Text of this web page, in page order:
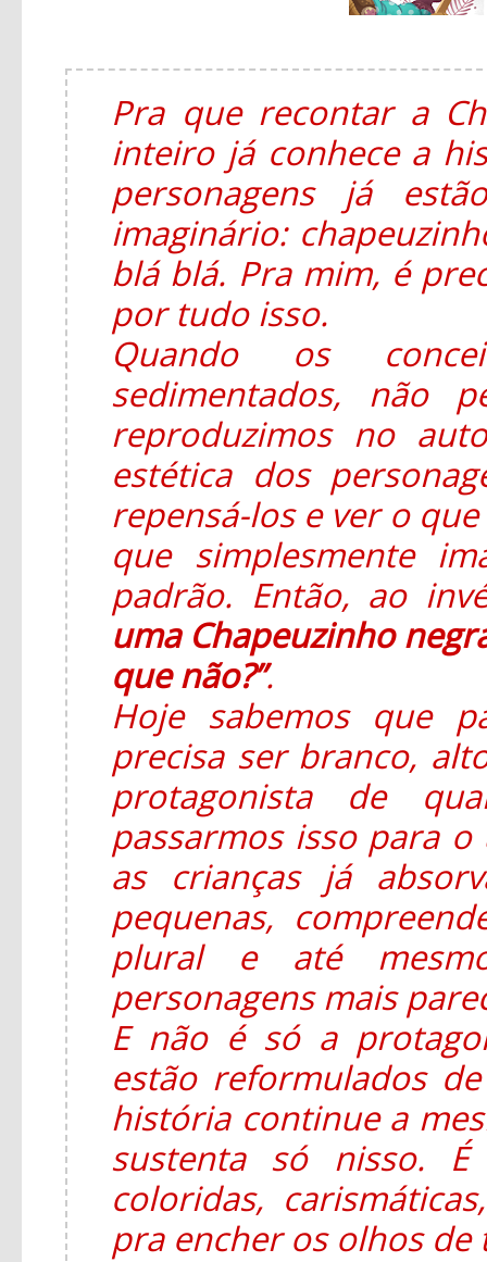
Pra que recontar a
inteiro já conhece a
personagens já
imaginário:
blá blá. Pra mim, é
por tudo isso.
Quando os
sedimentados, não
reproduzimos no
estética dos
repensá-los e ver o
que simplesmente
padrão. Então, ao
uma Chapeuzinho
que não?”.
Hoje sabemos que
precisa ser branco,
protagonista de
passarmos isso para
as crianças já
pequenas,
plural e até
personagens mais
E não é só a
estão reformulados
história continue a
sustenta só nisso. É
coloridas,
pra encher os olhos